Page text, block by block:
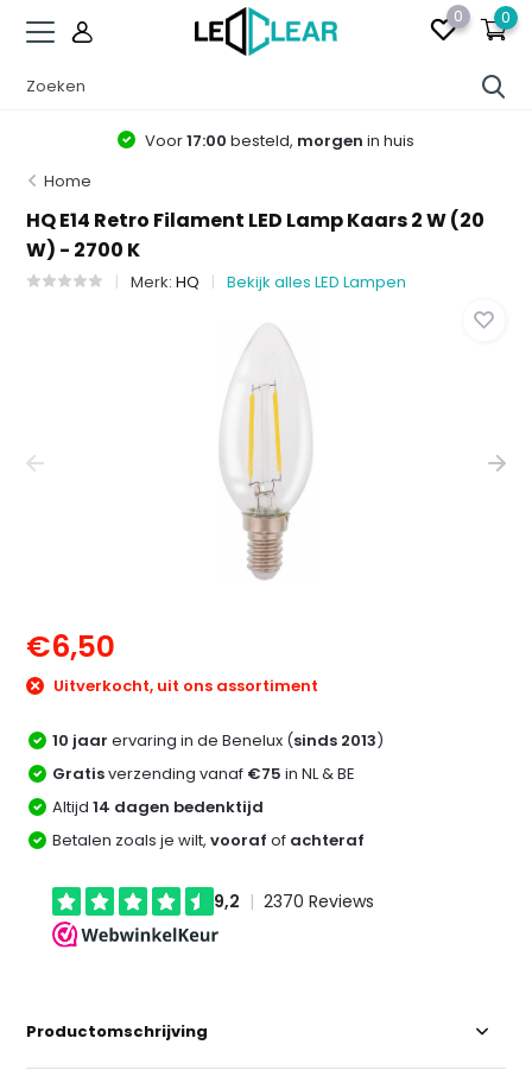
0 0
Voor17:00 besteld, morgen in huis
Home
HQ E14 Retro Filament LED Lamp Kaars 2 W (20
W) - 2700 K
Merk:HQ Bekijk alles LED Lampen
€6,50
Uitverkocht, uit ons assortiment
10 jaar ervaring in de Benelux (sinds 2013)
Gratisverzending vanaf €75 in NL & BE
Altijd14 dagen bedenktijd
Betalen zoals je wilt,vooraf of achteraf
Productomschrijving